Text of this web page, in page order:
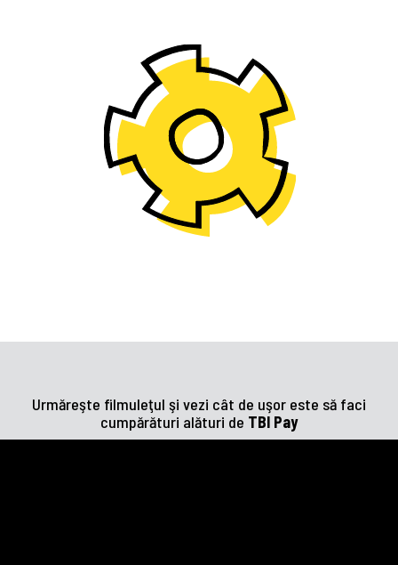
Urmăreşte filmuleţul şi vezi cât de uşor este să faci
cumpărături alături de TBI Pay